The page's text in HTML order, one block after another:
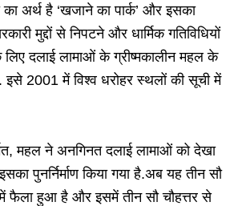
का अर्थ है ‘खजाने का पार्क’ और इसका
मुद्दों से निपटने और धार्मिक गतिविधियों
दलाई लामाओं के ग्रीष्मकालीन महल के
इसे 2001 में विश्व धरोहर स्थलों की सूची में
महल ने अनगिनत दलाई लामाओं को देखा
पुनर्निर्माण किया गया है.अब यह तीन सौ
में फैला हुआ है और इसमें तीन सौ चौहत्तर से